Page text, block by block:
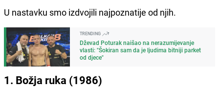
U nastavku smo izdvojili najpoznatije od njih.
TRENDING
Dževad Poturak naišao na nerazumijevanje
vlasti: "Šokiran sam da je ljudima bitniji parket
od djece"
1. Božja ruka (1986)